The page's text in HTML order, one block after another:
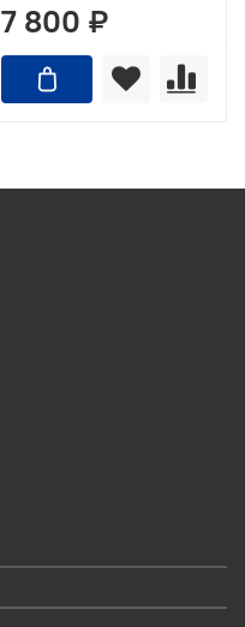
7 800 ₽